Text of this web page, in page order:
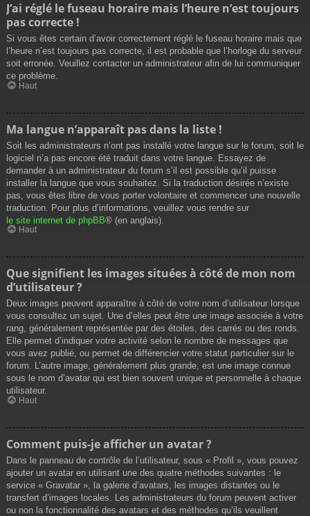
J’ai réglé le fuseau horaire mais l’heure n’est toujours
pas correcte !
Si vous êtes certain d’avoir correctement réglé le fuseau horaire mais que
l’heure n’est toujours pas correcte, il est probable que l’horloge du serveur
soit erronée. Veuillez contacter un administrateur afin de lui communiquer
ce problème.
Haut
Ma langue n’apparaît pas dans la liste !
Soit les administrateurs n’ont pas installé votre langue sur le forum, soit le
logiciel n’a pas encore été traduit dans votre langue. Essayez de
demander à un administrateur du forum s’il est possible qu’il puisse
installer la langue que vous souhaitez. Si la traduction désirée n’existe
pas, vous êtes libre de vous porter volontaire et commencer une nouvelle
traduction. Pour plus d’informations, veuillez vous rendre sur
le site internet de phpBB® (en anglais).
Haut
Que signifient les images situées à côté de mon nom
d’utilisateur ?
Deux images peuvent apparaître à côté de votre nom d’utilisateur lorsque
vous consultez un sujet. Une d’elles peut être une image associée à votre
rang, généralement représentée par des étoiles, des carrés ou des ronds.
Elle permet d’indiquer votre activité selon le nombre de messages que
vous avez publié, ou permet de différencier votre statut particulier sur le
forum. L’autre image, généralement plus grande, est une image connue
sous le nom d’avatar qui est bien souvent unique et personnelle à chaque
utilisateur.
Haut
Comment puis-je afficher un avatar ?
Dans le panneau de contrôle de l’utilisateur, sous « Profil », vous pouvez
ajouter un avatar en utilisant une des quatre méthodes suivantes : le
service « Gravatar », la galerie d’avatars, les images distantes ou le
transfert d’images locales. Les administrateurs du forum peuvent activer
ou non la fonctionnalité des avatars et des méthodes qu’ils veuillent